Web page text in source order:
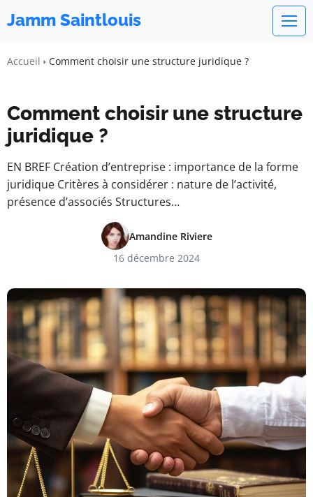
Jamm Saintlouis
Accueil Comment choisir une structure juridique ?
Comment choisir une structure
juridique ?
EN BREF Création d’entreprise : importance de la forme
juridique Critères à considérer : nature de l’activité,
présence d’associés Structures…
Amandine Riviere
16 décembre 2024